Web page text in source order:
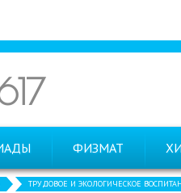
ФИЗМАТ
ТРУДОВОЕ И ЭКОЛОГИЧЕСКОЕ